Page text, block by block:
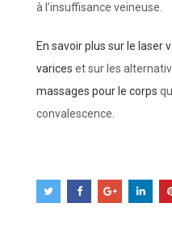
à l’insuffisance veineuse.
En savoir plus sur le laser
varices et sur les
massages pour le corps
convalescence.